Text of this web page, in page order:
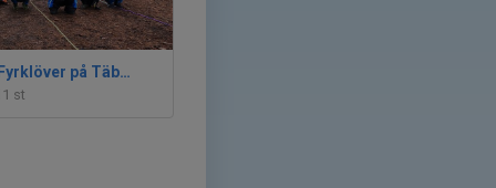
2019-12-08 Fyrklöver på Täby IP
st